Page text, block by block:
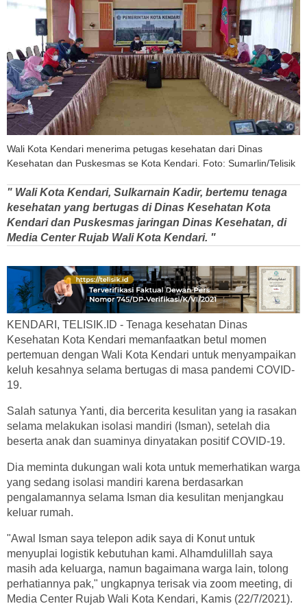
Wali Kota Kendari menerima petugas kesehatan dari Dinas
Kesehatan dan Puskesmas se Kota Kendari. Foto: Sumarlin/Telisik
" Wali Kota Kendari, Sulkarnain Kadir, bertemu tenaga
kesehatan yang bertugas di Dinas Kesehatan Kota
Kendari dan Puskesmas jaringan Dinas Kesehatan, di
Media Center Rujab Wali Kota Kendari. "
KENDARI, TELISIK.ID - Tenaga kesehatan Dinas
Kesehatan Kota Kendari memanfaatkan betul momen
pertemuan dengan Wali Kota Kendari untuk menyampaikan
keluh kesahnya selama bertugas di masa pandemi COVID-
19.
Salah satunya Yanti, dia bercerita kesulitan yang ia rasakan
selama melakukan isolasi mandiri (Isman), setelah dia
beserta anak dan suaminya dinyatakan positif COVID-19.
Dia meminta dukungan wali kota untuk memerhatikan warga
yang sedang isolasi mandiri karena berdasarkan
pengalamannya selama Isman dia kesulitan menjangkau
keluar rumah.
"Awal Isman saya telepon adik saya di Konut untuk
menyuplai logistik kebutuhan kami. Alhamdulillah saya
masih ada keluarga, namun bagaimana warga lain, tolong
perhatiannya pak," ungkapnya terisak via zoom meeting, di
Media Center Rujab Wali Kota Kendari, Kamis (22/7/2021).